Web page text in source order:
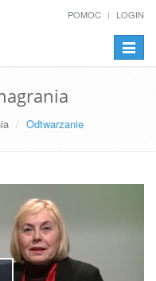
POMOC LOGIN
Odtwarzanie